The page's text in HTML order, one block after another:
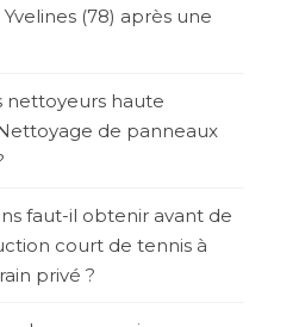
(78) après une
nettoyeurs haute
de panneaux
faut-il obtenir avant de
court de tennis à
privé ?